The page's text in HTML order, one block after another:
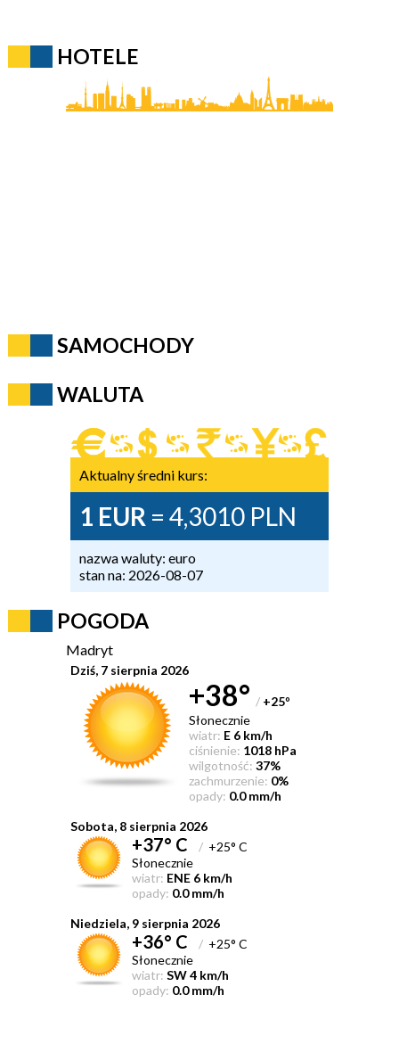
HOTELE
SAMOCHODY
WALUTA
Aktualny średni kurs:
1 EUR = 4,3010 PLN
nazwa waluty: euro
stan na: 2026-08-07
POGODA
Madryt
Dziś, 7 sierpnia 2026
+38° / +25°
Słonecznie
wiatr: E 6 km/h
ciśnienie: 1018 hPa
wilgotność: 37%
zachmurzenie: 0%
opady: 0.0 mm/h
Sobota, 8 sierpnia 2026
+37° C /+25° C
Słonecznie
wiatr: ENE 6 km/h
opady: 0.0 mm/h
Niedziela, 9 sierpnia 2026
+36° C /+25° C
Słonecznie
wiatr: SW 4 km/h
opady: 0.0 mm/h